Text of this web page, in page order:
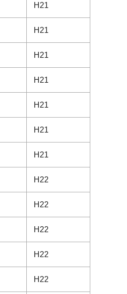
H21
H21
H21
H21
H21
H21
H21
H22
H22
H22
H22
H22